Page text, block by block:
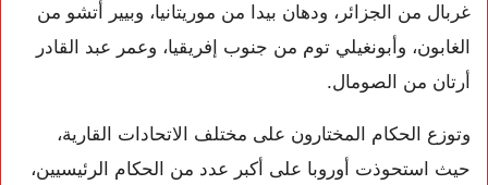
غربال من الجزائر، ودهان بيدا من موريتانيا، وبيير أتشو من
الغابون، وأبونغيلي توم من جنوب إفريقيا، وعمر عبد القادر
أرتان من الصومال.
وتوزع الحكام المختارون على مختلف الاتحادات القارية،
حيث استحوذت أوروبا على أكبر عدد من الحكام الرئيسيين،